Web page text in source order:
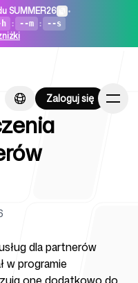
SUMMER26 •
: --m : --s
Zaloguj się
Zaloguj się
dla partnerów
w programie